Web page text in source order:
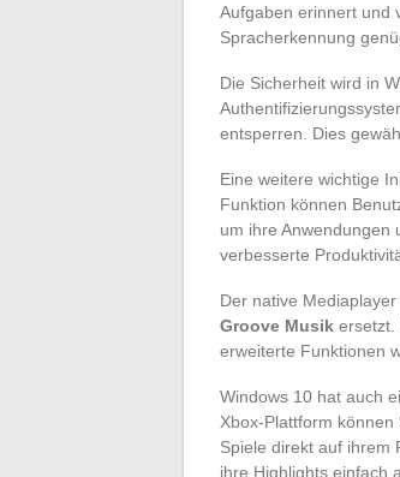
Aufgaben erinnert und
Spracherkennung
Die Sicherheit wird in
entsperren. Dies
Eine weitere wichtige
Funktion können
um ihre Anwendungen
verbesserte
Der native
Groove Musik ersetzt.
erweiterte Funktionen
Windows 10 hat auch
Xbox-Plattform
Spiele direkt auf ihrem
ihre Highlights einfach